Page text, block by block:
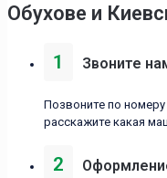
Обухове и
1 Звоните
Позвоните по номеру
расскажите какая
2